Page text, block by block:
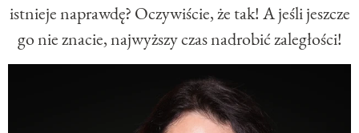
istnieje naprawdę? Oczywiście, że tak! A jeśli jeszcze
go nie znacie, najwyższy czas nadrobić zaległości!